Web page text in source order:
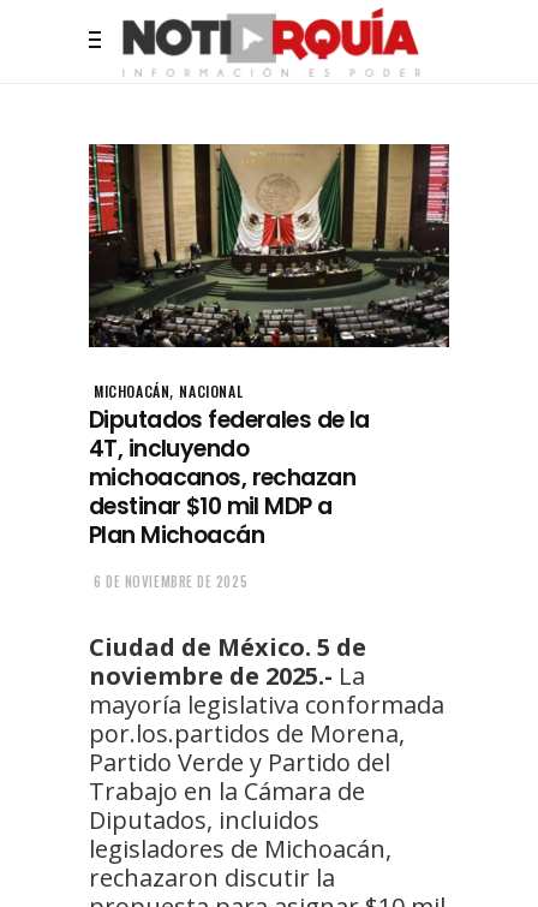
MICHOACÁN, NACIONAL
Diputados federales de la
4T, incluyendo
michoacanos, rechazan
destinar $10 mil MDP a
Plan Michoacán
6 DE NOVIEMBRE DE 2025
Ciudad de México. 5 de
noviembre de 2025.- La
mayoría legislativa conformada
por.los.partidos de Morena,
Partido Verde y Partido del
Trabajo en la Cámara de
Diputados, incluidos
legisladores de Michoacán,
rechazaron discutir la